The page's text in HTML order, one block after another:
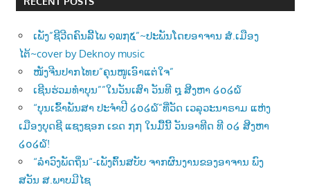
ເພັງ”ຊີວີດຄົນລີ້ໄພ ໑໙໗໕”~ປະພັນໂດຍອາຈານ ສໍ.ເມືອງ
ໄຕ້~cover by Deknoy music
ໜັງຈີນປາກໄທຍ”ຄຸນໜູເອົາແຕ່ໃຈ”
ເຊີນຮ່ວມທຳບຸນ””ໃນວັນເສົາ ວັນທີ ໘ ສີງຫາ ໒໐໒໖
“ບຸນເຂົ້າພັນສາ ປະຈຳປີ ໒໐໒໖”ທີ່ວັດ ເວລຸວະນາຣາມ ແຫ່ງ
ເມືອງບຸດຊີ ແຊງຊອກ ເຂດ ໗໗ ໃນມື້ນີ້ ວັນອາທີດ ທີ ໐໒ ສີງຫາ
໒໐໒໖!
“ລຳວົງພັດຖິ່ນ“-ເພັງຕົ້ນສບັບ ຈາກຜົນງານຂອງອາຈານ ພົງ
ສວັນ ສ.ພາບມີໄຊ